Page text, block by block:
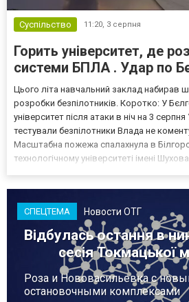
Суспільство 11:20, 3 серпня
Горить університет, де
системи БПЛА . Удар по
Цього літа навчальний заклад набирав
розробки безпілотників. Коротко: У
університет після атаки в ніч на 3
тестували безпілотники Влада не
Масштабна пожежа спалахнула в
технологічному університеті імені
СПЕЦТЕМА Новости ОТГ
Відбулась остання в
сесія Токмацької
Роза и Нововасильевка с
остановочными комплексами